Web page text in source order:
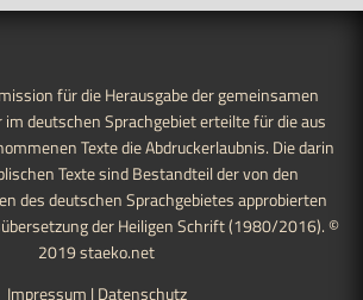
für die Herausgabe der gemeinsamen
deutschen Sprachgebiet erteilte für die aus
Texte die Abdruckerlaubnis. Die darin
Texte sind Bestandteil der von den
des deutschen Sprachgebietes approbierten
der Heiligen Schrift (1980/2016). ©
2019staeko.net
Impressum | Datenschutz